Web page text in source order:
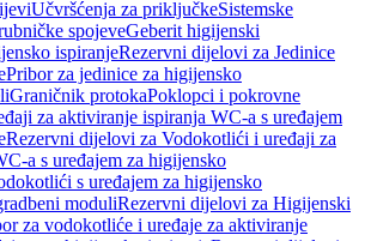
Učvršćenja za priključkeSistemske
spojeveGeberit higijenski
ispiranjeRezervni dijelovi za Jedinice
Pribor za jedinice za higijensko
Graničnik protokaPoklopci i pokrovne
za aktiviranje ispiranja WC-a s uređajem
Rezervni dijelovi za Vodokotlići i uređaji za
a s uređajem za higijensko
s uređajem za higijensko
moduliRezervni dijelovi za Higijenski
za vodokotliće i uređaje za aktiviranje